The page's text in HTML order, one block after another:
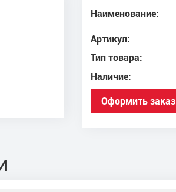
Наименование:
Артикул:
Тип товара:
Наличие:
Оформить заказ